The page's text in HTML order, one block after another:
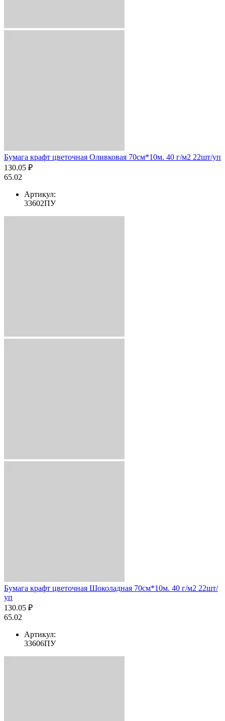
Бумага крафт цветочная Оливковая 70см*10м. 40 г/м2 22шт/уп
130.05 ₽
65.02
Артикул:
33602ПУ
Бумага крафт цветочная Шоколадная 70см*10м. 40 г/м2 22шт/
уп
130.05 ₽
65.02
Артикул:
33606ПУ